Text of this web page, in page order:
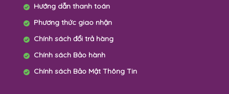
Hướng dẫn thanh toán
Phương thức giao nhận
Chính sách đổi trả hàng
Chính sách Bảo hành
Chính sách Bảo Mật Thông Tin